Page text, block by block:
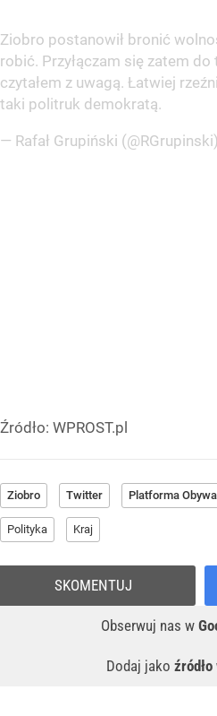
Ziobro postanowił bronić
robić. Przyłączam się zatem
czytałem z uwagą. Łatwiej
taki politruk demokratą.
— Rafał Grupiński (@RGrupinski)
Źródło: WPROST.pl
Ziobro Twitter Platforma
Polityka Kraj
Obserwuj nas w
Dodaj jako
SKOMENTUJ